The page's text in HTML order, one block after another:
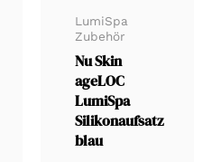
LumiSpa
Zubehör
Nu Skin
ageLOC
LumiSpa
Silikonaufsatz
blau